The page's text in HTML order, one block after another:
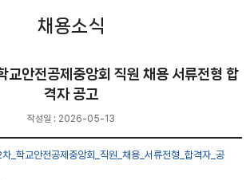
채용소식
안전공제중앙회 직원 채용 서류전형 합
격자 공고
작성일 : 2026-05-13
_학교안전공제중앙회_직원_채용_서류전형_합격자_공